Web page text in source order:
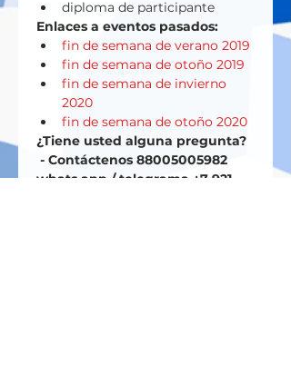
diploma de participante
Enlaces a eventos pasados:
fin de semana de verano 2019
fin de semana de otoño 2019
fin de semana de invierno
2020
fin de semana de otoño 2020
¿Tiene usted alguna pregunta?
- Contáctenos 88005005982
whats app / telegrama +7 921